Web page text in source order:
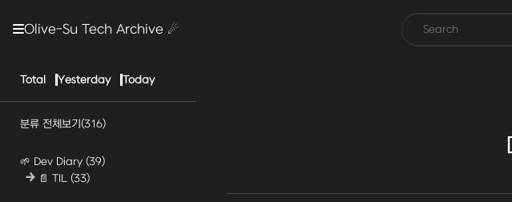
Olive-Su Tech Archive ☄︎
Total Yesterday Today
분류 전체보기(316)
🌱 Dev Diary (39)
📄 TIL(33)